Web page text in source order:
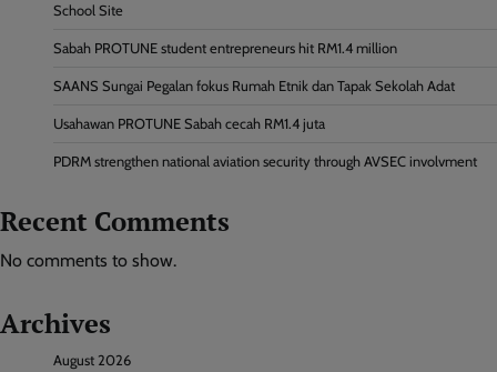
School Site
Sabah PROTUNE student entrepreneurs hit RM1.4 million
SAANS Sungai Pegalan fokus Rumah Etnik dan Tapak Sekolah Adat
Usahawan PROTUNE Sabah cecah RM1.4 juta
PDRM strengthen national aviation security through AVSEC involvment
Recent Comments
No comments to show.
Archives
August 2026